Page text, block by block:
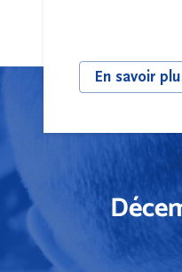
En savoir